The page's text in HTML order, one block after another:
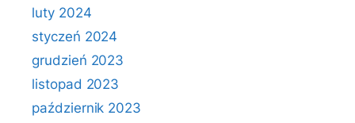
luty 2024
styczeń 2024
grudzień 2023
listopad 2023
październik 2023